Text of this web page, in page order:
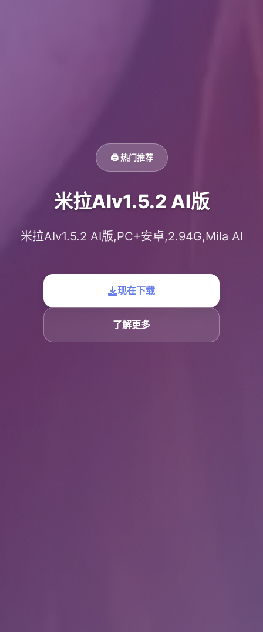
🖨️ 热门推荐
米拉AIv1.5.2 AI版
米拉AIv1.5.2 AI版,PC+安卓,2.94G,Mila AI
现在下载
了解更多